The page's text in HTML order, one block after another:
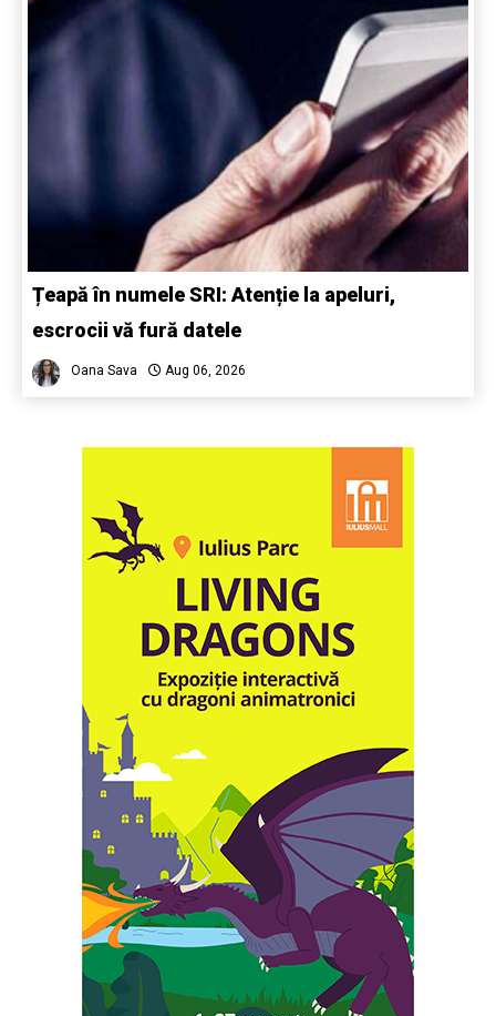
Țeapă în numele SRI: Atenție la apeluri,
escrocii vă fură datele
Oana Sava Aug 06, 2026